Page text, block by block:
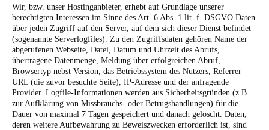
Wir, bzw. unser Hostinganbieter, erhebt auf Grundlage unserer
berechtigten Interessen im Sinne des Art. 6 Abs. 1 lit. f. DSGVO Daten
über jeden Zugriff auf den Server, auf dem sich dieser Dienst befindet
(sogenannte Serverlogfiles). Zu den Zugriffsdaten gehören Name der
abgerufenen Webseite, Datei, Datum und Uhrzeit des Abrufs,
übertragene Datenmenge, Meldung über erfolgreichen Abruf,
Browsertyp nebst Version, das Betriebssystem des Nutzers, Referrer
URL (die zuvor besuchte Seite), IP-Adresse und der anfragende
Provider. Logfile-Informationen werden aus Sicherheitsgründen (z.B.
zur Aufklärung von Missbrauchs- oder Betrugshandlungen) für die
Dauer von maximal 7 Tagen gespeichert und danach gelöscht. Daten,
deren weitere Aufbewahrung zu Beweiszwecken erforderlich ist, sind